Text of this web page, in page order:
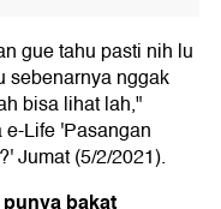
gue tahu pasti nih lu
sebenarnya nggak
bisa lihat lah,"
Life 'Pasangan
Jumat (5/2/2021).